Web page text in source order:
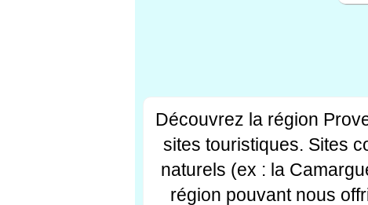
Découvrez la région
sites touristiques. Sites
naturels (ex : la
région pouvant nous